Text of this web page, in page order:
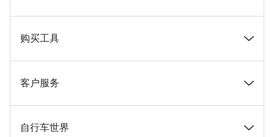
在 Canyon 工作
Canyon 新闻发布室
条款和条件
新闻和故事
提示和建议
Canyon Home Koblenz
购买工具
找到您梦寐以求的 Canyon 自行车
现货自行车
客户服务
支持中心
自行车世界